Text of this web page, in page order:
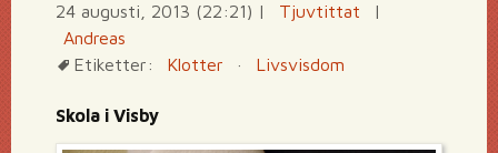
24 augusti, 2013 (22:21) | Tjuvtittat
|
Andreas
Etiketter:
Klotter · Livsvisdom
Skola i Visby